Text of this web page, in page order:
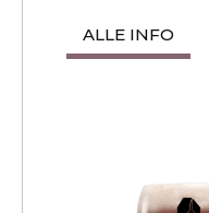
ALLE INFO